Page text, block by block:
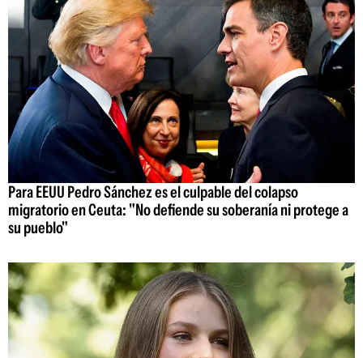
Para EEUU Pedro Sánchez es el culpable del colapso
migratorio en Ceuta: "No defiende su soberanía ni protege a
su pueblo"